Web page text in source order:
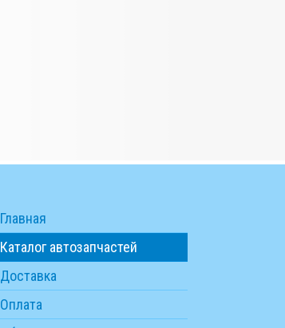
Главная
Каталог автозапчастей
Доставка
Оплата